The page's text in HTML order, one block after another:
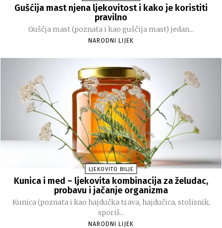
Gušćija mast njena ljekovitost i kako je koristiti
pravilno
Guščja mast (poznata i kao guščija mast) jedan...
NARODNI LIJEK
LJEKOVITO BILJE
Kunica i med – ljekovita kombinacija za želudac,
probavu i jačanje organizma
Kunica (poznata i kao hajdučka trava, hajdučica, stolisnik,
sporiš...
NARODNI LIJEK